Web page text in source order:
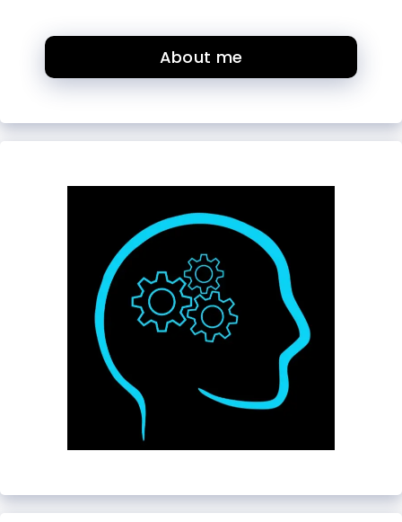
About me